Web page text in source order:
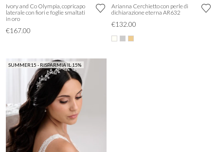
Ivory and Co Olympia, copricapo
laterale con fiori e foglie smaltati
in oro
€167.00
Arianna Cerchietto con perle di
dichiarazione eterna AR632
€132.00
SUMMER15 - RISPARMIA IL 15%